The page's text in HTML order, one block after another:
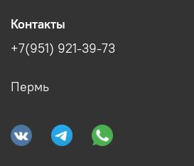
Контакты
+7(951) 921-39-73
Пермь